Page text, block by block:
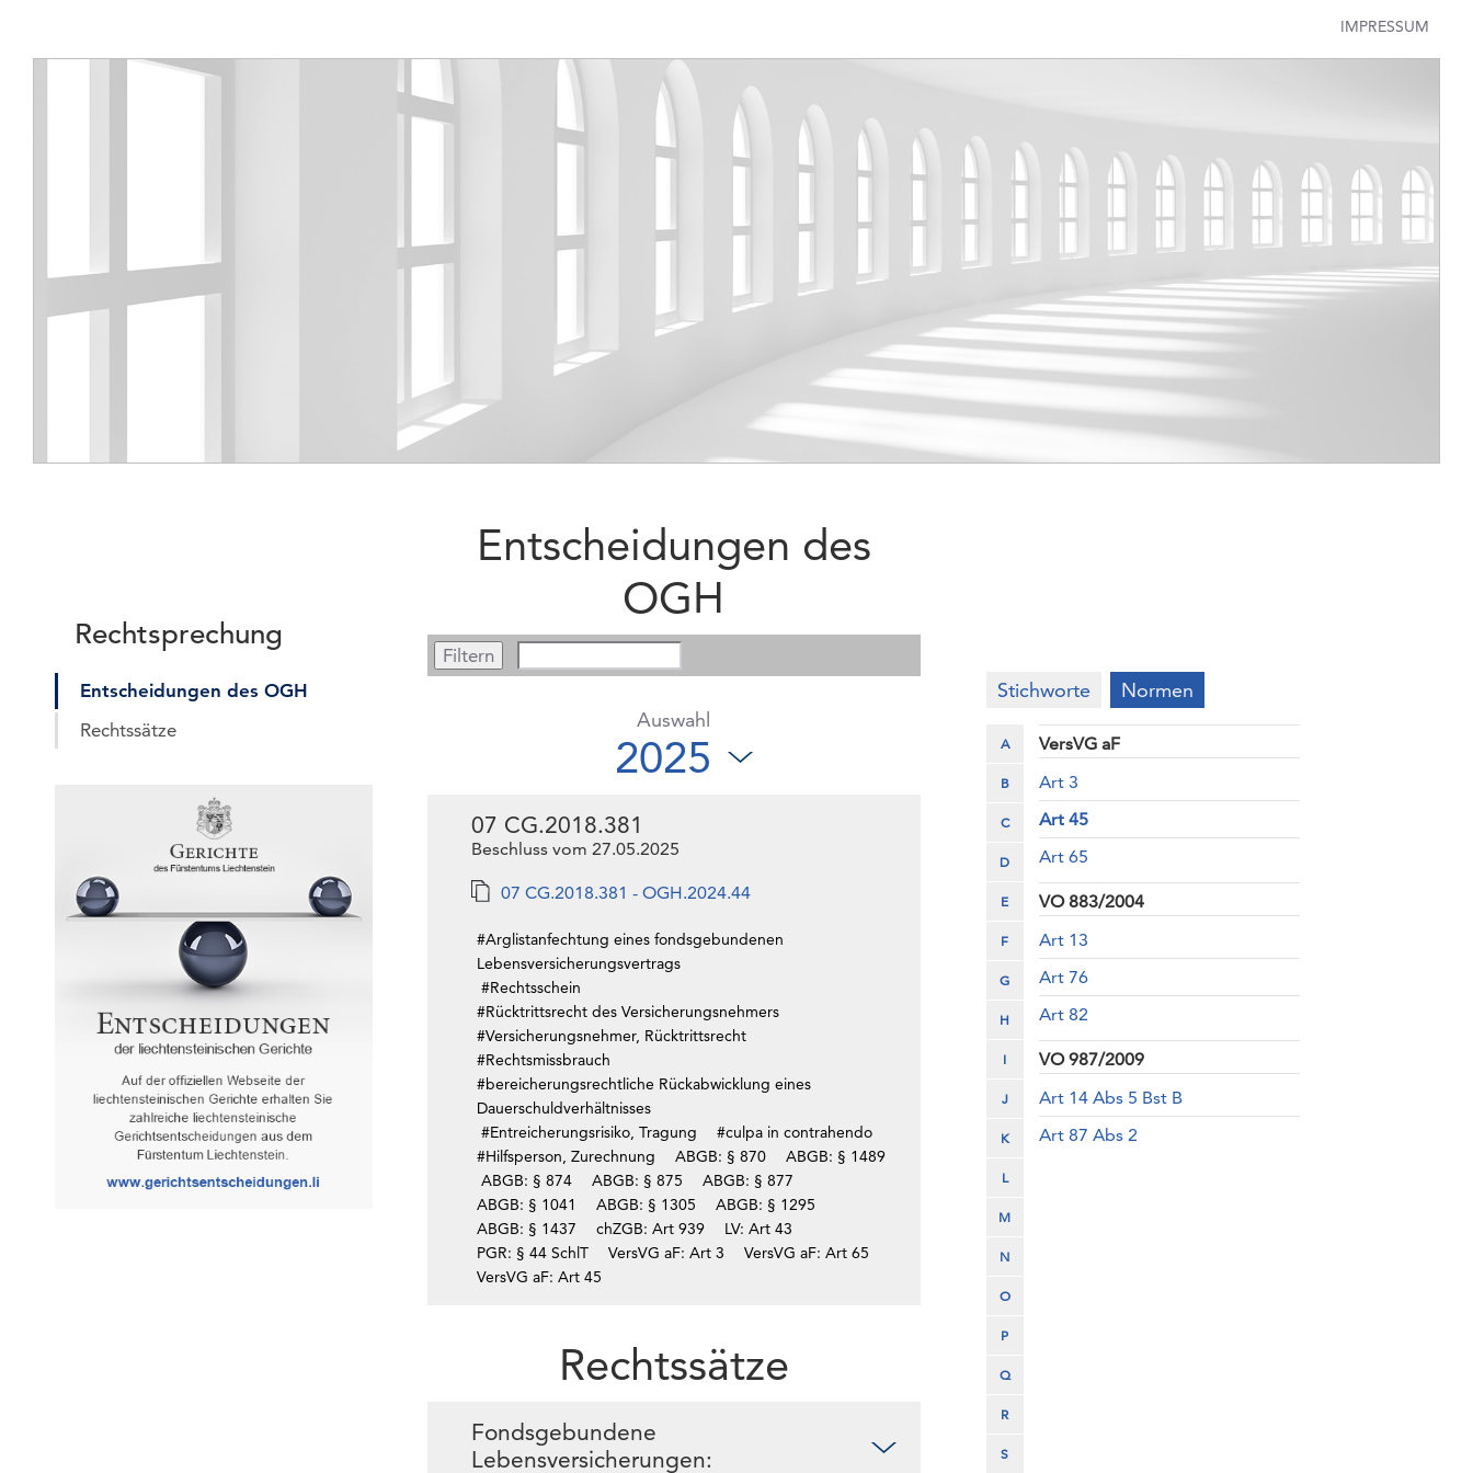
IMPRESSUM
Rechtsprechung
Entscheidungen des OGH
Rechtssätze
Entscheidungen des
OGH
Auswahl
07 CG.2018.381
Beschluss vom 27.05.2025
07 CG.2018.381 - OGH.2024.44
#Arglistanfechtung eines fondsgebundenen
Lebensversicherungsvertrags
#Rechtsschein
#Rücktrittsrecht des Versicherungsnehmers
#Versicherungsnehmer, Rücktrittsrecht
#Rechtsmissbrauch
#bereicherungsrechtliche Rückabwicklung eines
Dauerschuldverhältnisses
#Entreicherungsrisiko, Tragung
#culpa in contrahendo
#Hilfsperson, Zurechnung
ABGB: § 870
ABGB: § 1489
ABGB: § 874
ABGB: § 875
ABGB: § 877
ABGB: § 1041
ABGB: § 1305
ABGB: § 1295
ABGB: § 1437
chZGB: Art 939
LV: Art 43
PGR: § 44 SchlT
VersVG aF: Art 3
VersVG aF: Art 65
VersVG aF: Art 45
Rechtssätze
Fondsgebundene
Lebensversicherungen:
Stichworte Normen
A
B
C
D
E
F
G
H
I
J
K
L
M
N
O
P
Q
R
S
VersVG aF
Art 3
Art 45
Art 65
VO 883/2004
Art 13
Art 76
Art 82
VO 987/2009
Art 14 Abs 5 Bst B
Art 87 Abs 2